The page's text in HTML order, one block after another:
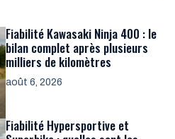
Fiabilité Kawasaki Ninja 400 : le
bilan complet après plusieurs
milliers de kilomètres
août 6, 2026
Fiabilité Hypersportive et